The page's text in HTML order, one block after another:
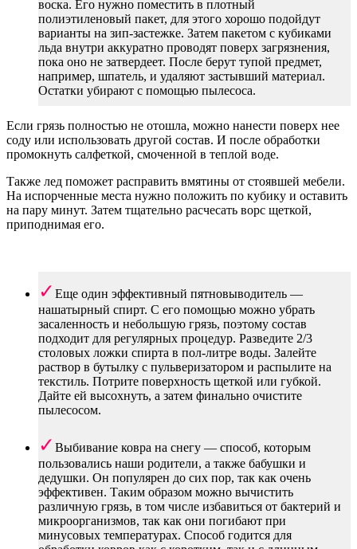
воска. Его нужно поместить в плотный
полиэтиленовый пакет, для этого хорошо подойдут
варианты на зип-застежке. Затем пакетом с кубиками
льда внутри аккуратно проводят поверх загрязнения,
пока оно не затвердеет. После берут тупой предмет,
например, шпатель, и удаляют застывший материал.
Остатки убирают с помощью пылесоса.
Если грязь полностью не отошла, можно нанести поверх нее
соду или использовать другой состав. И после обработки
промокнуть салфеткой, смоченной в теплой воде.
Также лед поможет расправить вмятины от стоявшей мебели.
На испорченные места нужно положить по кубику и оставить
на пару минут. Затем тщательно расчесать ворс щеткой,
приподнимая его.
Еще один эффективный пятновыводитель —
нашатырный спирт. С его помощью можно убрать
засаленность и небольшую грязь, поэтому состав
подходит для регулярных процедур. Разведите 2/3
столовых ложки спирта в пол-литре воды. Залейте
раствор в бутылку с пульверизатором и распылите на
текстиль. Потрите поверхность щеткой или губкой.
Дайте ей высохнуть, а затем финально очистите
пылесосом.
Выбивание ковра на снегу — способ, которым
пользовались наши родители, а также бабушки и
дедушки. Он популярен до сих пор, так как очень
эффективен. Таким образом можно вычистить
различную грязь, в том числе избавиться от бактерий и
микроорганизмов, так как они погибают при
минусовых температурах. Способ годится для